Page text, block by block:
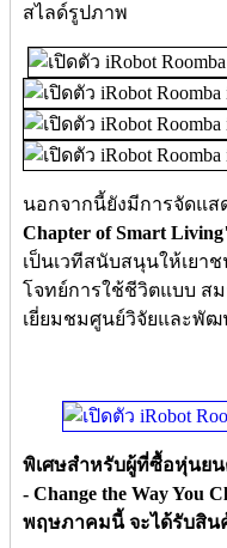
สไลด์รูปภาพ
นอกจากนี้ยังมีการจัดแ
Chapter of Smart
เป็นเวทีสนับสนุนให้เย
โจทย์การใช้ชีวิตแบบ ส
เยี่ยมชมศูนย์วิจัยและพั
พิเศษสำหรับผู้ที่ซื้อหุ่นยน
- Change the Way
พฤษภาคมนี้ จะได้รับสินค้